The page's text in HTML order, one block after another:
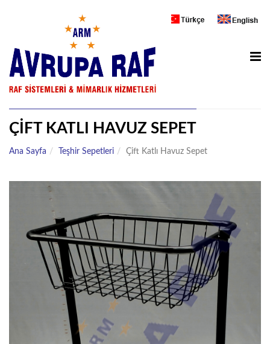
ÇIFT KATLI HAVUZ SEPET
Ana Sayfa Teşhir Sepetleri Çift Katlı Havuz Sepet
METAL MARKET RAFLARI
AHŞAP MAĞAZA RAFLARI
SOĞUTUCU DOLAP
ZÜCCACIYE RAFLARI
ECZANE RAFLARI
TEŞHIR STANDLARI
PLASTIK ÇEKMECELI AVADANLIK
BANKO&VITRIN
CAMLI VITRIN BANKOLARI